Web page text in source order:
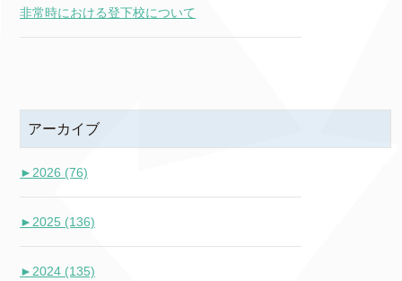
非常時における登下校について
アーカイブ
► 2026 (76)
► 2025 (136)
► 2024 (135)